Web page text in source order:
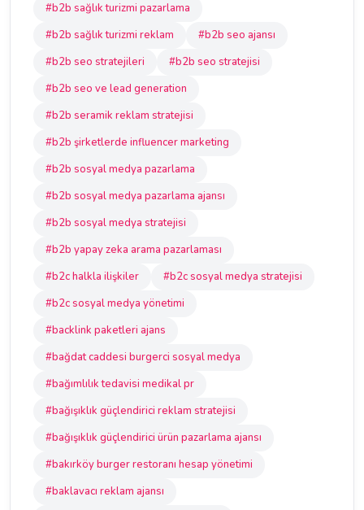
#b2b sağlık turizmi pazarlama
#b2b sağlık turizmi reklam
#b2b seo ajansı
#b2b seo stratejileri
#b2b seo stratejisi
#b2b seo ve lead generation
#b2b seramik reklam stratejisi
#b2b şirketlerde influencer marketing
#b2b sosyal medya pazarlama
#b2b sosyal medya pazarlama ajansı
#b2b sosyal medya stratejisi
#b2b yapay zeka arama pazarlaması
#b2c halkla ilişkiler
#b2c sosyal medya stratejisi
#b2c sosyal medya yönetimi
#backlink paketleri ajans
#bağdat caddesi burgerci sosyal medya
#bağımlılık tedavisi medikal pr
#bağışıklık güçlendirici reklam stratejisi
#bağışıklık güçlendirici ürün pazarlama ajansı
#bakırköy burger restoranı hesap yönetimi
#baklavacı reklam ajansı